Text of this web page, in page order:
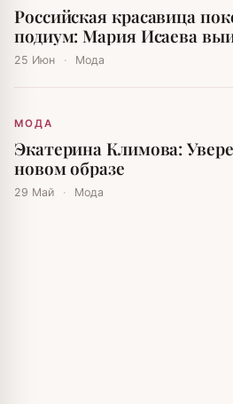
Российская красавица
подиум: Мария Исаева
Top Model
25 Июн · Мода
МОДА
Экатерина Климова:
новом образе
29 Май · Мода